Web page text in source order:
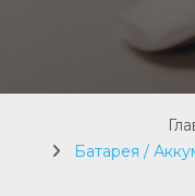
Батарея /